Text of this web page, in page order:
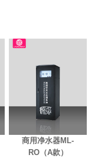
商用净水器ML-
RO（A款）